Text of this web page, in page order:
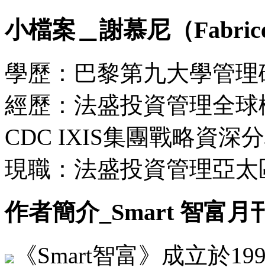
小檔案＿謝慕尼（
學歷：巴黎第九大學管理
經歷：法盛投資管理全
CDC IXIS集團戰略資深
現職：法盛投資管理亞太
作者簡介_Smart 智富月
《Smart智富》成立於